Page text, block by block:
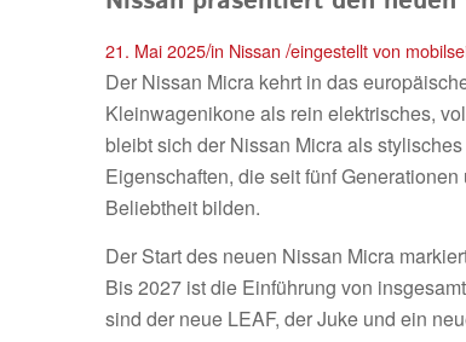
21. Mai 2025/in Nissan /eingestellt von
Der Nissan Micra kehrt in das
Kleinwagenikone als rein elektrisches,
bleibt sich der Nissan Micra als
Eigenschaften, die seit fünf
Beliebtheit bilden.
Der Start des neuen Nissan Micra
Bis 2027 ist die Einführung von
sind der neue LEAF, der Juke und ein